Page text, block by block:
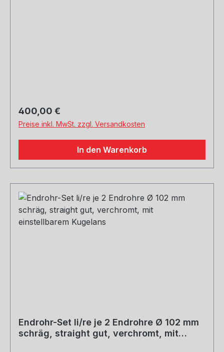
Regulärer Preis:
400,00 €
Preise inkl. MwSt. zzgl. Versandkosten
In den Warenkorb
Endrohr-Set li/re je 2 Endrohre Ø 102 mm
schräg, straight gut, verchromt, mit